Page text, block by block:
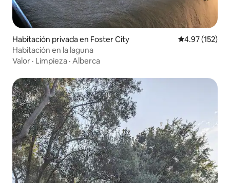
Habitación privada en Foster City Calificación
4.97 (152)
Habitación en la laguna
Valor · Limpieza · Alberca